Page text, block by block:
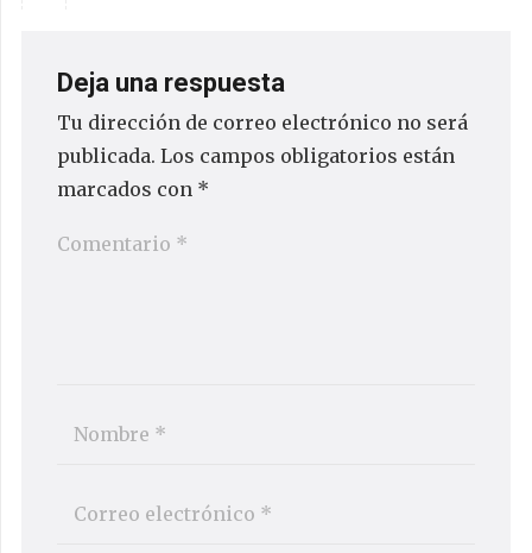
Deja una respuesta
Tu dirección de correo electrónico no será
publicada. Los campos obligatorios están
marcados con *